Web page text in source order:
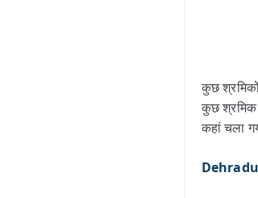
कुछ
कुछ श्रमिक
कहां चला